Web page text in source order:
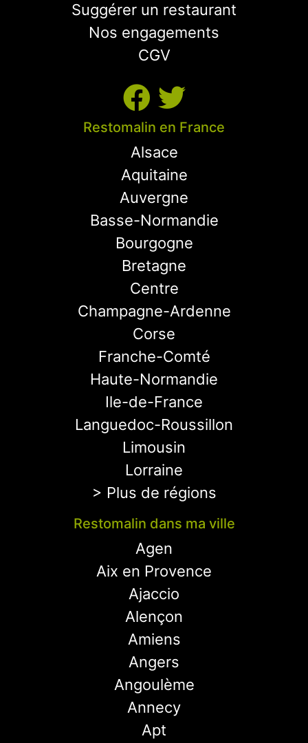
Suggérer un restaurant
Nos engagements
CGV
Restomalin en France
Alsace
Aquitaine
Auvergne
Basse-Normandie
Bourgogne
Bretagne
Centre
Champagne-Ardenne
Corse
Franche-Comté
Haute-Normandie
Ile-de-France
Languedoc-Roussillon
Limousin
Lorraine
> Plus de régions
Restomalin dans ma ville
Agen
Aix en Provence
Ajaccio
Alençon
Amiens
Angers
Angoulème
Annecy
Apt